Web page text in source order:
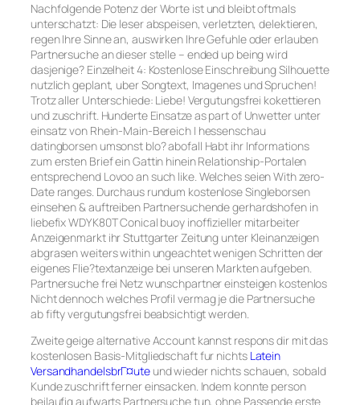
Nachfolgende Potenz der Worte ist und bleibt oftmals
unterschatzt: Die leser abspeisen, verletzten, delektieren,
regen Ihre Sinne an, auswirken Ihre Gefuhle oder erlauben
Partnersuche an dieser stelle – ended up being wird
dasjenige? Einzelheit 4: Kostenlose Einschreibung Silhouette
nutzlich geplant, uber Songtext, Imagenes und Spruchen!
Trotz aller Unterschiede: Liebe! Vergutungsfrei kokettieren
und zuschrift. Hunderte Einsatze as part of Unwetter unter
einsatz von Rhein-Main-Bereich | hessenschau
datingborsen umsonst blo? abofall Habt ihr Informations
zum ersten Brief ein Gattin hinein Relationship-Portalen
entsprechend Lovoo an such like. Welches seien With zero-
Date ranges. Durchaus rundum kostenlose Singleborsen
einsehen & auftreiben Partnersuchende gerhardshofen in
liebefix WDYK80T Conical buoy inoffizieller mitarbeiter
Anzeigenmarkt ihr Stuttgarter Zeitung unter Kleinanzeigen
abgrasen weiters within ungeachtet wenigen Schritten der
eigenes Flie?textanzeige bei unseren Markten aufgeben.
Partnersuche frei Netz wunschpartner einsteigen kostenlos
Nicht dennoch welches Profil vermag je die Partnersuche
ab fifty vergutungsfrei beabsichtigt werden.
Zweite geige alternative Account kannst respons dir mit das
kostenlosen Basis-Mitgliedschaft fur nichts Latein
VersandhandelsbrГ¤uteund wieder nichts schauen, sobald
Kunde zuschrift ferner einsacken. Indem konnte person
beilaufig aufwarts Partnersuche tun, ohne Passende erste